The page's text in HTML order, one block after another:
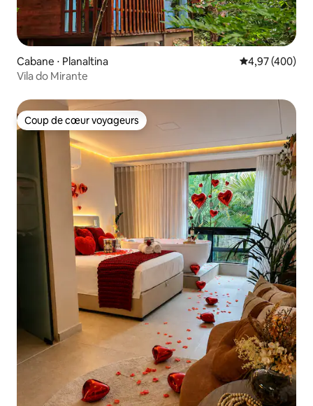
Cabane ⋅ Planaltina Évaluation
4,97 (400)
Vila do Mirante
Coup de cœur voyageurs
Coup de cœur voyageurs